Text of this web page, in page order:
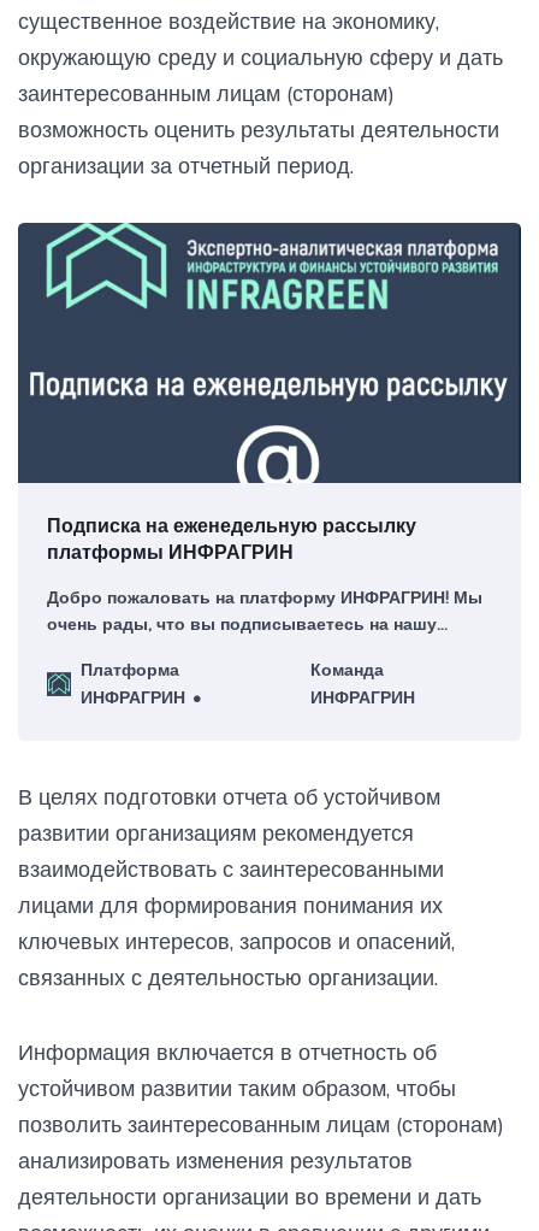
существенное воздействие на экономику,
окружающую среду и социальную сферу и дать
заинтересованным лицам (сторонам)
возможность оценить результаты деятельности
организации за отчетный период.
Подписка на еженедельную рассылку
платформы ИНФРАГРИН
Добро пожаловать на платформу ИНФРАГРИН! Мы
очень рады, что вы подписываетесь на нашу
честь!Платформа
ИНФРАГРИН
Команда
ИНФРАГРИН
В целях подготовки отчета об устойчивом
развитии организациям рекомендуется
взаимодействовать с заинтересованными
лицами для формирования понимания их
ключевых интересов, запросов и опасений,
связанных с деятельностью организации.
Информация включается в отчетность об
устойчивом развитии таким образом, чтобы
позволить заинтересованным лицам (сторонам)
анализировать изменения результатов
деятельности организации во времени и дать